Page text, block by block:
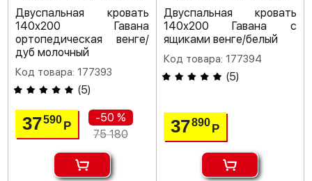
Двуспальная кровать
140х200 Гавана
ортопедическая венге/
дуб молочный
Код товара: 177393
(5)
37590Р
-50 %
75 180
Двуспальная кровать
140х200 Гавана с
ящиками венге/белый
Код товара: 177394
(5)
37890 Р